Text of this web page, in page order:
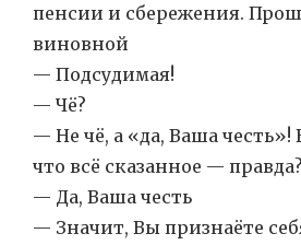
пенсии и сбережения.
виновной
— Подсудимая!
— Чё?
— Не чё, а «да, Ваша честь»!
что всё сказанное — правда?
— Да, Ваша честь
— Значит, Вы признаёте